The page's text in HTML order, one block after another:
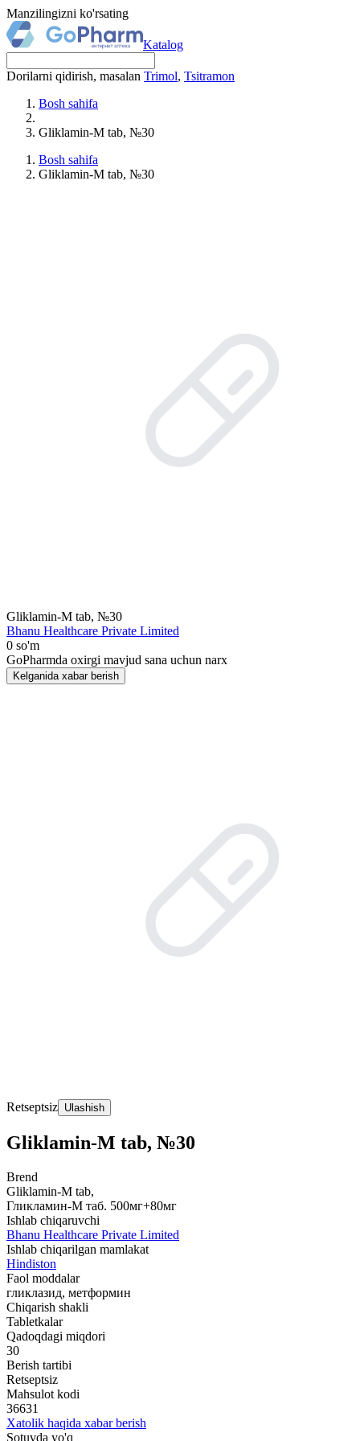
Manzilingizni ko'rsating
Katalog
Dorilarni qidirish, masalan Trimol, Tsitramon
Bosh sahifa
Gliklamin-M tab, №30
Bosh sahifa
Gliklamin-M tab, №30
Gliklamin-M tab, №30
Bhanu Healthcare Private Limited
0 so'm
GoPharmda oxirgi mavjud sana uchun narx
Kelganida xabar berish
Retseptsiz Ulashish
Gliklamin-M tab, №30
Brend
Gliklamin-M tab,
Гликламин-М таб. 500мг+80мг
Ishlab chiqaruvchi
Bhanu Healthcare Private Limited
Ishlab chiqarilgan mamlakat
Hindiston
Faol moddalar
гликлазид, метформин
Chiqarish shakli
Tabletkalar
Qadoqdagi miqdori
30
Berish tartibi
Retseptsiz
Mahsulot kodi
36631
Xatolik haqida xabar berish
Sotuvda yo'q